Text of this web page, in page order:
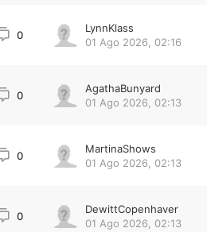
0
LynnKlass
01 Ago 2026, 02:16
0
AgathaBunyard
01 Ago 2026, 02:13
0
MartinaShows
01 Ago 2026, 02:13
0
DewittCopenhaver
01 Ago 2026, 02:13